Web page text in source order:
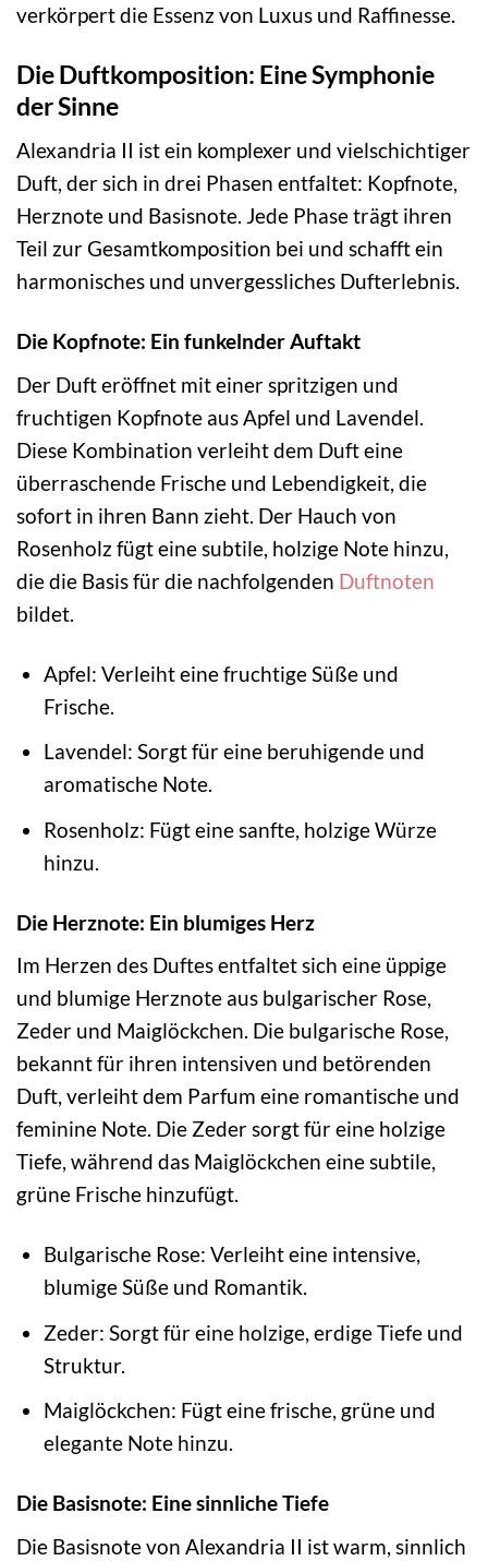
verkörpert die Essenz von Luxus und Raffinesse.
Die Duftkomposition: Eine Symphonie
der Sinne
Alexandria II ist ein komplexer und vielschichtiger
Duft, der sich in drei Phasen entfaltet: Kopfnote,
Herznote und Basisnote. Jede Phase trägt ihren
Teil zur Gesamtkomposition bei und schafft ein
harmonisches und unvergessliches Dufterlebnis.
Die Kopfnote: Ein funkelnder Auftakt
Der Duft eröffnet mit einer spritzigen und
fruchtigen Kopfnote aus Apfel und Lavendel.
Diese Kombination verleiht dem Duft eine
überraschende Frische und Lebendigkeit, die
sofort in ihren Bann zieht. Der Hauch von
Rosenholz fügt eine subtile, holzige Note hinzu,
die die Basis für die nachfolgenden Duftnoten
bildet.
Apfel: Verleiht eine fruchtige Süße und
Frische.
Lavendel: Sorgt für eine beruhigende und
aromatische Note.
Rosenholz: Fügt eine sanfte, holzige Würze
hinzu.
Die Herznote: Ein blumiges Herz
Im Herzen des Duftes entfaltet sich eine üppige
und blumige Herznote aus bulgarischer Rose,
Zeder und Maiglöckchen. Die bulgarische Rose,
bekannt für ihren intensiven und betörenden
Duft, verleiht dem Parfum eine romantische und
feminine Note. Die Zeder sorgt für eine holzige
Tiefe, während das Maiglöckchen eine subtile,
grüne Frische hinzufügt.
Bulgarische Rose: Verleiht eine intensive,
blumige Süße und Romantik.
Zeder: Sorgt für eine holzige, erdige Tiefe und
Struktur.
Maiglöckchen: Fügt eine frische, grüne und
elegante Note hinzu.
Die Basisnote: Eine sinnliche Tiefe
Die Basisnote von Alexandria II ist warm, sinnlich